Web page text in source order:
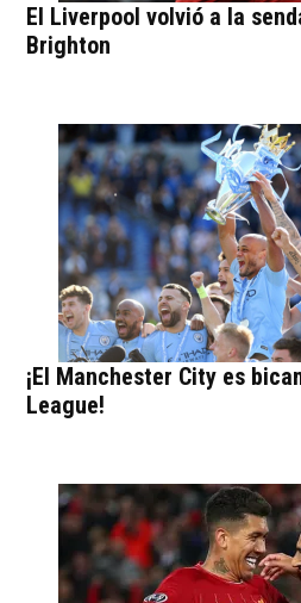
El Liverpool volvió a la
Brighton
¡El Manchester City es
League!